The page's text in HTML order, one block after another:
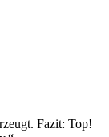
Fazit: Top!